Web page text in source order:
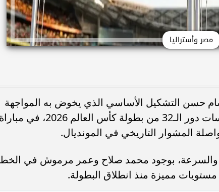
مصر وأستراليا
حسن التشكيل الأساسي الذي يخوض به المواجهة
المرتقبة أمام منتخب أستراليا، ضمن منافسات دور الـ32 من بطولة كأس العالم 2026، في
المشوار التاريخي في المونديال.
والسرعة، بوجود محمد صلاح وعمر مرموش في
مميزة منذ انطلاق البطولة.